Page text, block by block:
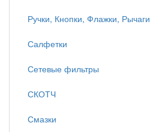
Ручки, Кнопки, Флажки, Рычаги
Салфетки
Сетевые фильтры
СКОТЧ
Смазки